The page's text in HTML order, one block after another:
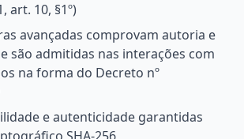
art. 10, §1º)
avançadas comprovam autoria e
são admitidas nas interações com
na forma do Decreto nº
e autenticidade garantidas